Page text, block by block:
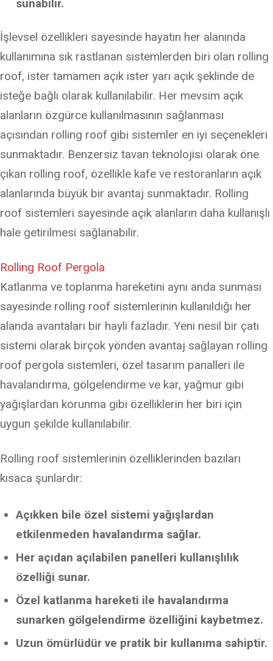
sunabilir.
İşlevsel özellikleri sayesinde hayatın her alanında
kullanımına sık rastlanan sistemlerden biri olan rolling
roof, ister tamamen açık ister yarı açık şeklinde de
isteğe bağlı olarak kullanılabilir. Her mevsim açık
alanların özgürce kullanılmasının sağlanması
açısından rolling roof gibi sistemler en iyi seçenekleri
sunmaktadır. Benzersiz tavan teknolojisi olarak öne
çıkan rolling roof, özellikle kafe ve restoranların açık
alanlarında büyük bir avantaj sunmaktadır. Rolling
roof sistemleri sayesinde açık alanların daha kullanışlı
hale getirilmesi sağlanabilir.
Rolling Roof Pergola
Katlanma ve toplanma hareketini aynı anda sunması
sayesinde rolling roof sistemlerinin kullanıldığı her
alanda avantaları bir hayli fazladır. Yeni nesil bir çatı
sistemi olarak birçok yönden avantaj sağlayan rolling
roof pergola sistemleri, özel tasarım panalleri ile
havalandırma, gölgelendirme ve kar, yağmur gibi
yağışlardan korunma gibi özelliklerin her biri için
uygun şekilde kullanılabilir.
Rolling roof sistemlerinin özelliklerinden bazıları
kısaca şunlardır:
Açıkken bile özel sistemi yağışlardan
etkilenmeden havalandırma sağlar.
Her açıdan açılabilen panelleri kullanışlılık
özelliği sunar.
Özel katlanma hareketi ile havalandırma
sunarken gölgelendirme özelliğini kaybetmez.
Uzun ömürlüdür ve pratik bir kullanıma sahiptir.